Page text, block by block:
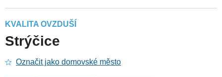
KVALITA OVZDUŠÍ
Strýčice
Označit jako domovské město